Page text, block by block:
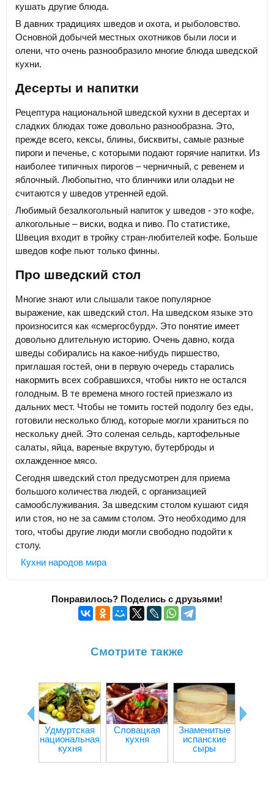
кушать другие блюда.
В давних традициях шведов и охота, и рыболовство.
Основной добычей местных охотников были лоси и
олени, что очень разнообразило многие блюда шведской
кухни.
Десерты и напитки
Рецептура национальной шведской кухни в десертах и
сладких блюдах тоже довольно разнообразна. Это,
прежде всего, кексы, блины, бисквиты, самые разные
пироги и печенье, с которыми подают горячие напитки. Из
наиболее типичных пирогов – черничный, с ревенем и
яблочный. Любопытно, что блинчики или оладьи не
считаются у шведов утренней едой.
Любимый безалкогольный напиток у шведов - это кофе,
алкогольные – виски, водка и пиво. По статистике,
Швеция входит в тройку стран-любителей кофе. Больше
шведов кофе пьют только финны.
Про шведский стол
Многие знают или слышали такое популярное
выражение, как шведский стол. На шведском языке это
произносится как «смергосбурд». Это понятие имеет
довольно длительную историю. Очень давно, когда
шведы собирались на какое-нибудь пиршество,
приглашая гостей, они в первую очередь старались
накормить всех собравшихся, чтобы никто не остался
голодным. В те времена много гостей приезжало из
дальних мест. Чтобы не томить гостей подолгу без еды,
готовили несколько блюд, которые могли храниться по
нескольку дней. Это соленая сельдь, картофельные
салаты, яйца, вареные вкрутую, бутерброды и
охлажденное мясо.
Сегодня шведский стол предусмотрен для приема
большого количества людей, с организацией
самообслуживания. За шведским столом кушают сидя
или стоя, но не за самим столом. Это необходимо для
того, чтобы другие люди могли свободно подойти к
столу.
Кухни народов мира
Понравилось? Поделись с друзьями!
Смотрите также
Удмуртская
национальная
кухня
Словацкая
кухня
Знаменитые
испанские
сыры